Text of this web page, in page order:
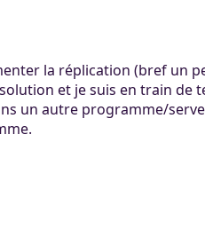
la réplication (bref un
et je suis en train de
un autre programme/